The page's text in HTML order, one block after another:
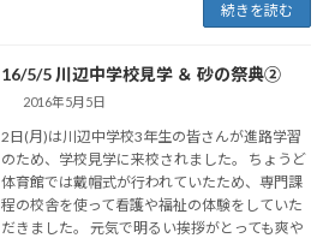
続きを読む
16/5/5 川辺中学校見学 ＆ 砂の祭典②
2016年5月5日
2日(月)は川辺中学校3年生の皆さんが進路学習
のため、学校見学に来校されました。 ちょうど
体育館では戴帽式が行われていたため、専門課
程の校舎を使って看護や福祉の体験をしていた
だきました。 元気で明るい挨拶がとっても爽や